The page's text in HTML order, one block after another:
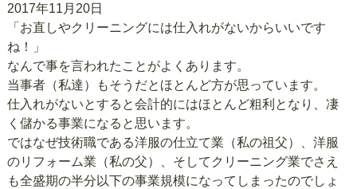
2017年11月20日
「お直しやクリーニングには仕入れがないからいいです
ね！」
なんで事を言われたことがよくあります。
当事者（私達）もそうだとほとんど方が思っています。
仕入れがないとすると会計的にはほとんど粗利となり、凄
く儲かる事業になると思います。
ではなぜ技術職である洋服の仕立て業（私の祖父）、洋服
のリフォーム業（私の父）、そしてクリーニング業でさえ
も全盛期の半分以下の事業規模になってしまったのでしょ